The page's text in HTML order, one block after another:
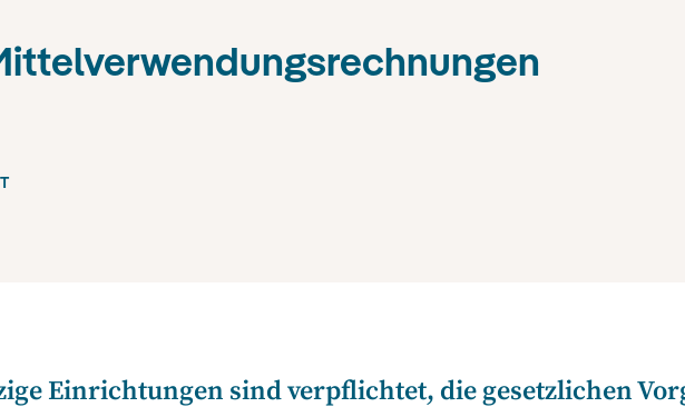
Einrichtungen sind verpflichtet, die gesetzlichen